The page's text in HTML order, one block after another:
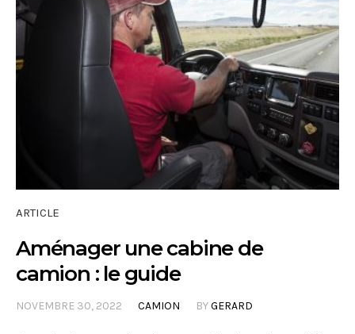
ARTICLE
Aménager une cabine de
camion : le guide
NOVEMBRE 30, 2022 CAMION BYGERARD